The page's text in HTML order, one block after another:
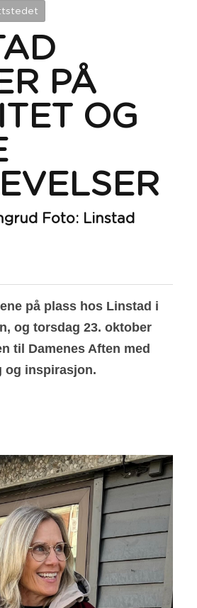
PÅ
OG
Foto: Linstad
på plass hos Linstad i
og torsdag 23. oktober
til Damenes Aften med
og inspirasjon.